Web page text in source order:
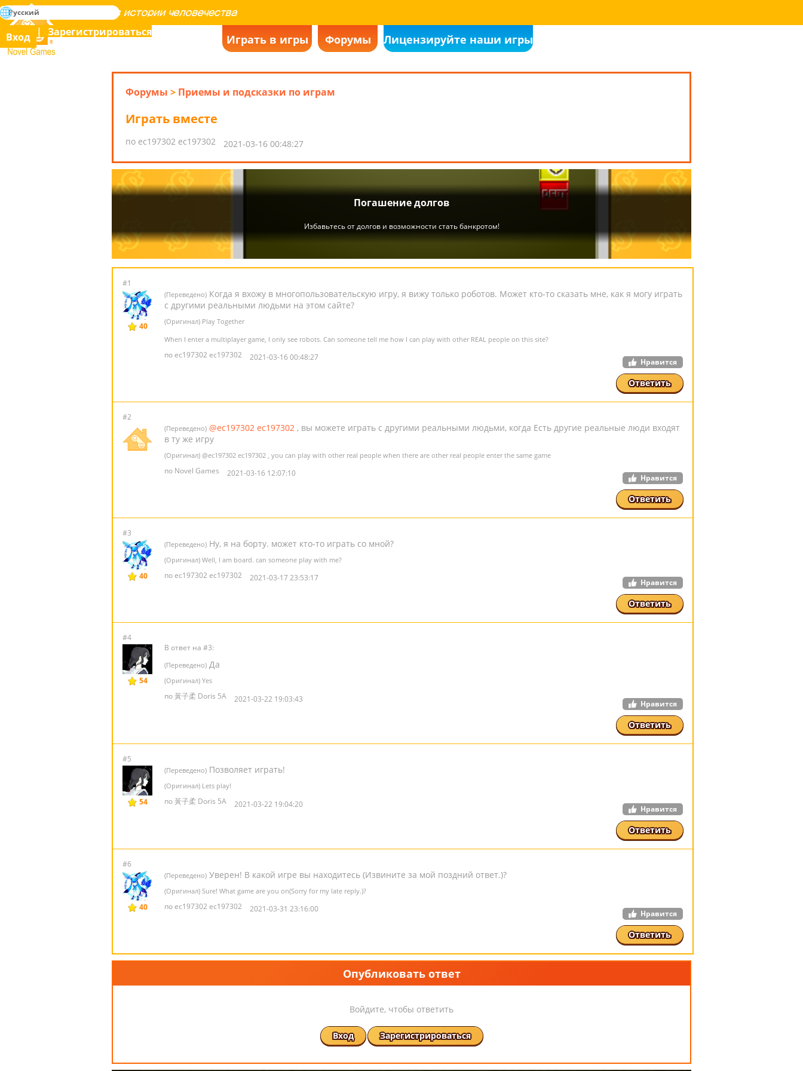
Novel Games
Освоение всех игр в истории человечества
поиск
Играть в игры Форумы Лицензируйте наши игры
Вход Зарегистрироваться
Русский
Форумы > Приемы и подсказки по играм
Играть вместе
по ec197302 ec197302 2021-03-16 00:48:27
#1
40
(Переведено) Когда я вхожу в многопользовательскую игру, я вижу только роботов. Может кто-то сказать мне, как я могу играть
с другими реальными людьми на этом сайте?
(Оригинал) Play Together
When I enter a multiplayer game, I only see robots. Can someone tell me how I can play with other REAL people on this site?
по ec197302 ec197302 2021-03-16 00:48:27 Нравится
Ответить
#2
(Переведено) @ec197302 ec197302 , вы можете играть с другими реальными людьми, когда Есть другие реальные люди входят
в ту же игру
(Оригинал) @ec197302 ec197302 , you can play with other real people when there are other real people enter the same game
по Novel Games 2021-03-16 12:07:10 Нравится
Ответить
#3
40
(Переведено) Ну, я на борту. может кто-то играть со мной?
(Оригинал) Well, I am board. can someone play with me?
по ec197302 ec197302 2021-03-17 23:53:17 Нравится
Ответить
#4
54
В ответ на #3:
(Переведено) Да
(Оригинал) Yes
по 黃子柔 Doris 5A 2021-03-22 19:03:43 Нравится
Ответить
#5
54
(Переведено) Позволяет играть!
(Оригинал) Lets play!
по 黃子柔 Doris 5A 2021-03-22 19:04:20 Нравится
Ответить
#6
40
(Переведено) Уверен! В какой игре вы находитесь (Извините за мой поздний ответ.)?
(Оригинал) Sure! What game are you on(Sorry for my late reply.)?
по ec197302 ec197302 2021-03-31 23:16:00 Нравится
Ответить
Опубликовать ответ
Войдите, чтобы ответить
Вход Зарегистрироваться